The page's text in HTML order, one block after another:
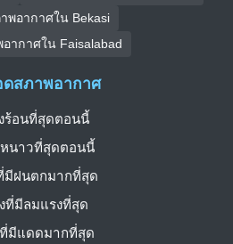
อากาศใน Bekasi
กาศใน Faisalabad
ดสภาพอากาศ
ร้อนที่สุดตอนนี้
หนาวที่สุดตอนนี้
มีฝนตกมากที่สุด
ที่มีลมแรงที่สุด
ที่มีแดดมากที่สุด